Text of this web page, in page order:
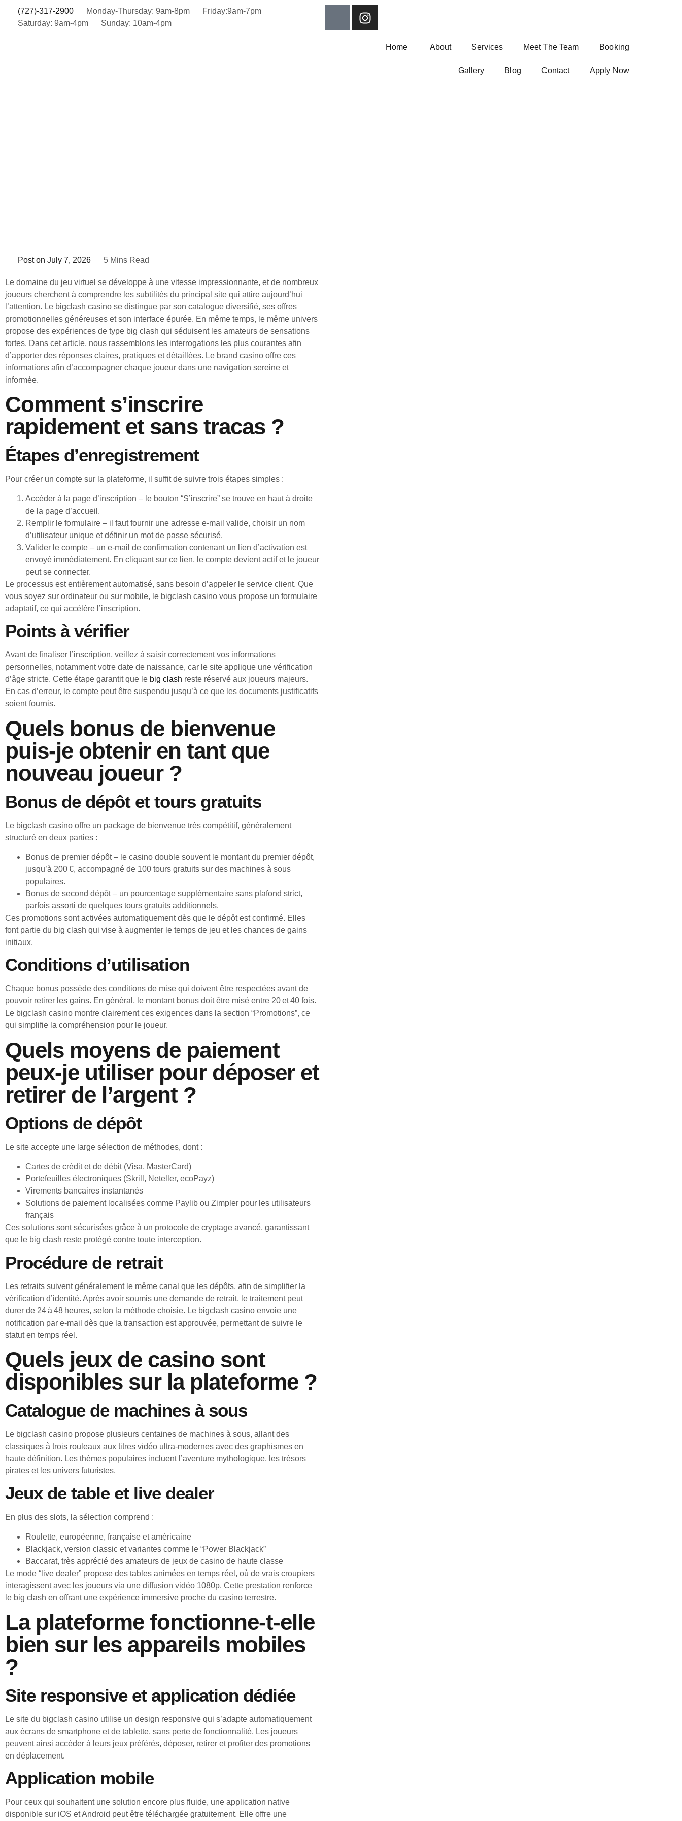
(727)-317-2900 Monday-Thursday: 9am-8pm
Friday:9am-7pm
Saturday: 9am-4pm
Sunday: 10am-4pm
Home About Services Meet The Team Booking
Gallery Blog Contact Apply Now
Post on July 7, 2026 5 Mins Read
Le domaine du jeu virtuel se développe à une vitesse impressionnante, et de nombreux
joueurs cherchent à comprendre les subtilités du principal site qui attire aujourd’hui
l’attention. Le bigclash casino se distingue par son catalogue diversifié, ses offres
promotionnelles généreuses et son interface épurée. En même temps, le même univers
propose des expériences de type big clash qui séduisent les amateurs de sensations
fortes. Dans cet article, nous rassemblons les interrogations les plus courantes afin
d’apporter des réponses claires, pratiques et détaillées. Le brand casino offre ces
informations afin d’accompagner chaque joueur dans une navigation sereine et
informée.
Comment s’inscrire
rapidement et sans tracas ?
Étapes d’enregistrement
Pour créer un compte sur la plateforme, il suffit de suivre trois étapes simples :
Accéder à la page d’inscription – le bouton “S’inscrire” se trouve en haut à droite
de la page d’accueil.
Remplir le formulaire – il faut fournir une adresse e‑mail valide, choisir un nom
d’utilisateur unique et définir un mot de passe sécurisé.
Valider le compte – un e‑mail de confirmation contenant un lien d’activation est
envoyé immédiatement. En cliquant sur ce lien, le compte devient actif et le joueur
peut se connecter.
Le processus est entièrement automatisé, sans besoin d’appeler le service client. Que
vous soyez sur ordinateur ou sur mobile, le bigclash casino vous propose un formulaire
adaptatif, ce qui accélère l’inscription.
Points à vérifier
Avant de finaliser l’inscription, veillez à saisir correctement vos informations
personnelles, notamment votre date de naissance, car le site applique une vérification
d’âge stricte. Cette étape garantit que le big clash reste réservé aux joueurs majeurs.
En cas d’erreur, le compte peut être suspendu jusqu’à ce que les documents justificatifs
soient fournis.
Quels bonus de bienvenue
puis-je obtenir en tant que
nouveau joueur ?
Bonus de dépôt et tours gratuits
Le bigclash casino offre un package de bienvenue très compétitif, généralement
structuré en deux parties :
Bonus de premier dépôt – le casino double souvent le montant du premier dépôt,
jusqu’à 200 €, accompagné de 100 tours gratuits sur des machines à sous
populaires.
Bonus de second dépôt – un pourcentage supplémentaire sans plafond strict,
parfois assorti de quelques tours gratuits additionnels.
Ces promotions sont activées automatiquement dès que le dépôt est confirmé. Elles
font partie du big clash qui vise à augmenter le temps de jeu et les chances de gains
initiaux.
Conditions d’utilisation
Chaque bonus possède des conditions de mise qui doivent être respectées avant de
pouvoir retirer les gains. En général, le montant bonus doit être misé entre 20 et 40 fois.
Le bigclash casino montre clairement ces exigences dans la section “Promotions”, ce
qui simplifie la compréhension pour le joueur.
Quels moyens de paiement
peux-je utiliser pour déposer et
retirer de l’argent ?
Options de dépôt
Le site accepte une large sélection de méthodes, dont :
Cartes de crédit et de débit (Visa, MasterCard)
Portefeuilles électroniques (Skrill, Neteller, ecoPayz)
Virements bancaires instantanés
Solutions de paiement localisées comme Paylib ou Zimpler pour les utilisateurs
français
Ces solutions sont sécurisées grâce à un protocole de cryptage avancé, garantissant
que le big clash reste protégé contre toute interception.
Procédure de retrait
Les retraits suivent généralement le même canal que les dépôts, afin de simplifier la
vérification d’identité. Après avoir soumis une demande de retrait, le traitement peut
durer de 24 à 48 heures, selon la méthode choisie. Le bigclash casino envoie une
notification par e‑mail dès que la transaction est approuvée, permettant de suivre le
statut en temps réel.
Quels jeux de casino sont
disponibles sur la plateforme ?
Catalogue de machines à sous
Le bigclash casino propose plusieurs centaines de machines à sous, allant des
classiques à trois rouleaux aux titres vidéo ultra‑modernes avec des graphismes en
haute définition. Les thèmes populaires incluent l’aventure mythologique, les trésors
pirates et les univers futuristes.
Jeux de table et live dealer
En plus des slots, la sélection comprend :
Roulette, européenne, française et américaine
Blackjack, version classic et variantes comme le “Power Blackjack”
Baccarat, très apprécié des amateurs de jeux de casino de haute classe
Le mode “live dealer” propose des tables animées en temps réel, où de vrais croupiers
interagissent avec les joueurs via une diffusion vidéo 1080p. Cette prestation renforce
le big clash en offrant une expérience immersive proche du casino terrestre.
La plateforme fonctionne-t-elle
bien sur les appareils mobiles
?
Site responsive et application dédiée
Le site du bigclash casino utilise un design responsive qui s’adapte automatiquement
aux écrans de smartphone et de tablette, sans perte de fonctionnalité. Les joueurs
peuvent ainsi accéder à leurs jeux préférés, déposer, retirer et profiter des promotions
en déplacement.
Application mobile
Pour ceux qui souhaitent une solution encore plus fluide, une application native
disponible sur iOS et Android peut être téléchargée gratuitement. Elle offre une